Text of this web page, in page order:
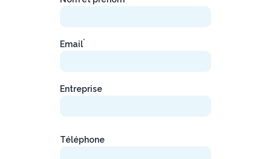
Email*
Entreprise
Téléphone